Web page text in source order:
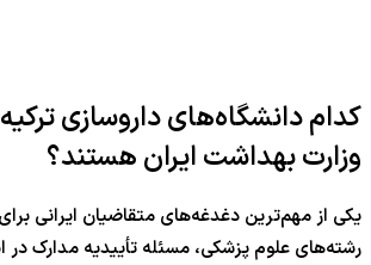
کدام دانشگاه‌های داروسازی
وزارت بهداشت ایران هستند؟
یکی از مهم‌ترین دغدغه‌های متقاضیان ایرانی
رشته‌های علوم پزشکی، مسئله تأییدیه مدارک